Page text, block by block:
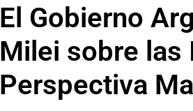
El Gobierno
Milei sobre las
Perspectiva